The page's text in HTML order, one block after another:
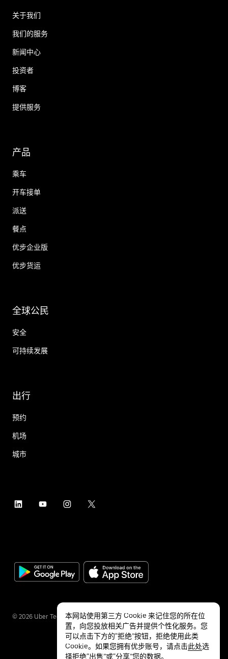
关于我们
我们的服务
新闻中心
投资者
博客
提供服务
产品
乘车
开车接单
派送
餐点
优步企业版
优步货运
全球公民
安全
可持续发展
出行
预约
机场
城市
© 2026 Uber Technologies Inc.
本网站使用第三方 Cookie 来记住您的所在位
置，向您投放相关广告并提供个性化服务。您
可以点击下方的“拒绝”按钮，拒绝使用此类
Cookie。如果您拥有优步账号，请点击此处选
择拒绝“出售”或“分享”您的数据。